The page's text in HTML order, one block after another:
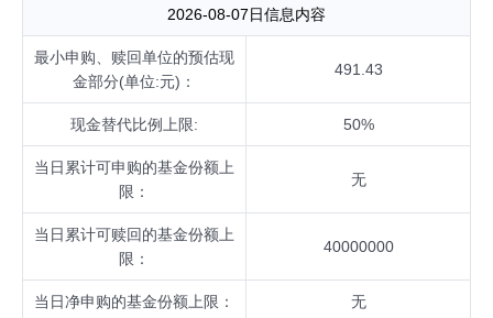
2026-08-07日信息内容
最小申购、赎回单位的预估现
金部分(单位:元)：
491.43
现金替代比例上限: 50%
当日累计可申购的基金份额上
限：
无
当日累计可赎回的基金份额上
限：
40000000
当日净申购的基金份额上限： 无